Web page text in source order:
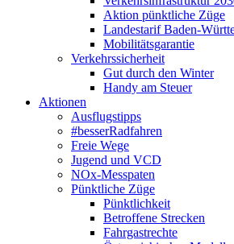
Aktion pünktliche Züge
Landestarif Baden-
Mobilitätsgarantie
Verkehrssicherheit
Gut durch den Winter
Handy am Steuer
Aktionen
Ausflugstipps
#besserRadfahren
Freie Wege
Jugend und VCD
NOx-Messpaten
Pünktliche Züge
Pünktlichkeit
Betroffene Strecken
Fahrgastrechte